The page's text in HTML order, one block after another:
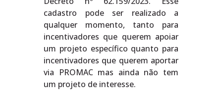
cadastro pode ser realizado a
qualquer momento, tanto para
incentivadores que querem apoiar
um projeto específico quanto para
incentivadores que querem aportar
via PROMAC mas ainda não tem
um projeto de interesse.